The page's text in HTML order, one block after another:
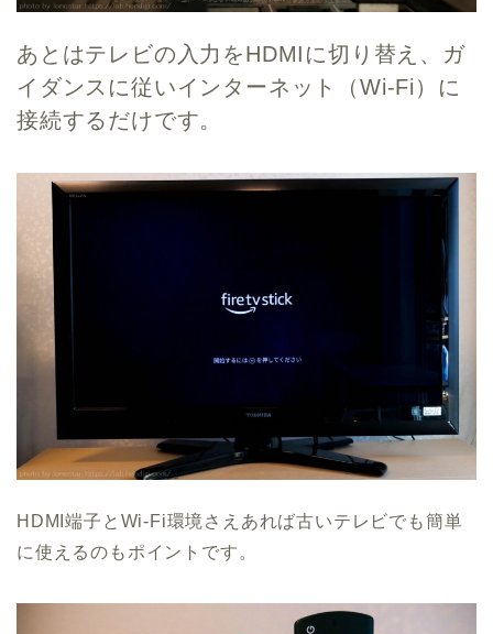
あとはテレビの入力をHDMIに切り替え、ガ
イダンスに従いインターネット（Wi-Fi）に
接続するだけです。
HDMI端子とWi-Fi環境さえあれば古いテレビでも簡単
に使えるのもポイント です。